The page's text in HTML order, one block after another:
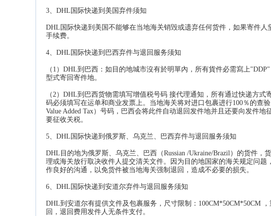
3、DHL国际快递到美国弃件须知
DHL国际快递到美国不能够在当地海关销毁或遗弃任何货件，如果寄件
手续费。
4、DHL国际快递到巴西弃件与退回服务须知
（1）DHL到巴西：如目的地城市沒有於明單內，所有貨件必需寫上
型式寄回寄件地。
（2）DHL到巴西货物需填写增值税号码 接代理通知，所有通过快递方式
码必须填写在运单和商业发票上。当地海关将对进口包裹进行100％的查
Value Added Tax）号码，巴西会将此件自动退回发件地并且还要向发件
要征收关税。
5、DHL国际快递到俄罗斯、乌克兰、巴西弃件与退回服务须知
DHL目的地为俄罗斯、乌克兰、巴西（Russian /Ukraine/Brazil）的货件
理或海关放行取决收件人提交清关文件。因为目的地国家的海关规定问
作良好的沟通，以免货件被当地海关强制退回，造成不必要的损失。
6、 DHL国际快递到安道尔弃件与退回服务须知
DHL到安道尔有提供文件及包裹服务，尺寸限制：100CM*50CM*50CM
回，退回费用发件人无条件支付。